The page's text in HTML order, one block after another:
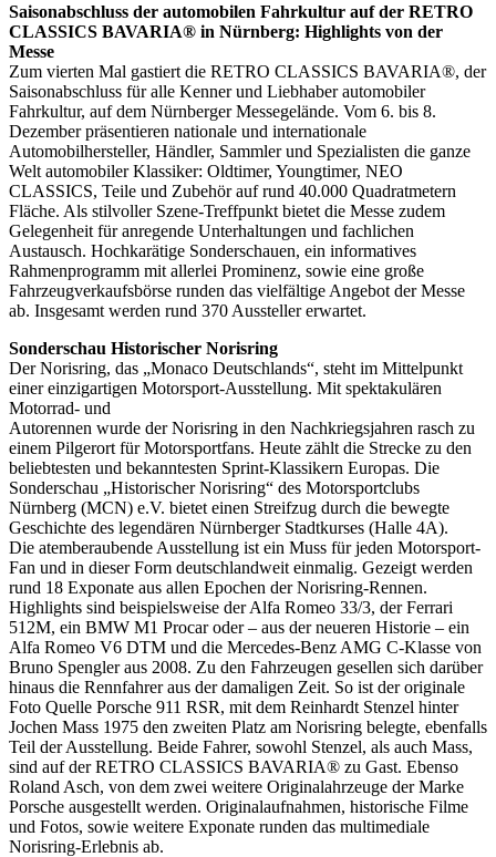
Saisonabschluss der automobilen Fahrkultur auf der RETRO
CLASSICS BAVARIA® in Nürnberg: Highlights von der
Messe
Zum vierten Mal gastiert die RETRO CLASSICS BAVARIA®, der
Saisonabschluss für alle Kenner und Liebhaber automobiler
Fahrkultur, auf dem Nürnberger Messegelände. Vom 6. bis 8.
Dezember präsentieren nationale und internationale
Automobilhersteller, Händler, Sammler und Spezialisten die ganze
Welt automobiler Klassiker: Oldtimer, Youngtimer, NEO
CLASSICS, Teile und Zubehör auf rund 40.000 Quadratmetern
Fläche. Als stilvoller Szene-Treffpunkt bietet die Messe zudem
Gelegenheit für anregende Unterhaltungen und fachlichen
Austausch. Hochkarätige Sonderschauen, ein informatives
Rahmenprogramm mit allerlei Prominenz, sowie eine große
Fahrzeugverkaufsbörse runden das vielfältige Angebot der Messe
ab. Insgesamt werden rund 370 Aussteller erwartet.
Sonderschau Historischer Norisring
Der Norisring, das „Monaco Deutschlands“, steht im Mittelpunkt
einer einzigartigen Motorsport-Ausstellung. Mit spektakulären
Motorrad- und
Autorennen wurde der Norisring in den Nachkriegsjahren rasch zu
einem Pilgerort für Motorsportfans. Heute zählt die Strecke zu den
beliebtesten und bekanntesten Sprint-Klassikern Europas. Die
Sonderschau „Historischer Norisring“ des Motorsportclubs
Nürnberg (MCN) e.V. bietet einen Streifzug durch die bewegte
Geschichte des legendären Nürnberger Stadtkurses (Halle 4A).
Die atemberaubende Ausstellung ist ein Muss für jeden Motorsport-
Fan und in dieser Form deutschlandweit einmalig. Gezeigt werden
rund 18 Exponate aus allen Epochen der Norisring-Rennen.
Highlights sind beispielsweise der Alfa Romeo 33/3, der Ferrari
512M, ein BMW M1 Procar oder – aus der neueren Historie – ein
Alfa Romeo V6 DTM und die Mercedes-Benz AMG C-Klasse von
Bruno Spengler aus 2008. Zu den Fahrzeugen gesellen sich darüber
hinaus die Rennfahrer aus der damaligen Zeit. So ist der originale
Foto Quelle Porsche 911 RSR, mit dem Reinhardt Stenzel hinter
Jochen Mass 1975 den zweiten Platz am Norisring belegte, ebenfalls
Teil der Ausstellung. Beide Fahrer, sowohl Stenzel, als auch Mass,
sind auf der RETRO CLASSICS BAVARIA® zu Gast. Ebenso
Roland Asch, von dem zwei weitere Originalahrzeuge der Marke
Porsche ausgestellt werden. Originalaufnahmen, historische Filme
und Fotos, sowie weitere Exponate runden das multimediale
Norisring-Erlebnis ab.